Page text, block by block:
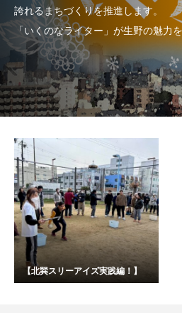
誇れるまちづくりを推進します。
「いくのなライター」が生野の魅力
【北巽スリーアイズ実践編！】